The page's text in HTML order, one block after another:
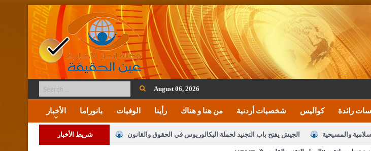
August 06, 2026
الأخبار بانوراما الوفيات رأينا من هنا و هناك شخصيات أردنية كواليس رائدة
شريط الأخبار الجيش يفتح باب التجنيد لحملة البكالوريوس في الحقوق والقانون والمسيحية